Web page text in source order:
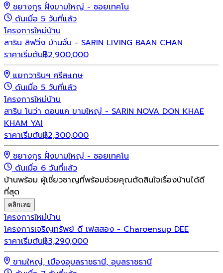
ชยางกูร ฝั่งขามใหญ่ - ซอยเทคโน
ดันเมื่อ 5 วันที่แล้ว
โครงการใหม่บ้าน
สาริน ลิฟวิ่ง บ้านจั่น - SARIN LIVING BAAN CHAN
ราคาเริ่มต้น฿2,900,000
แยกวารินฯ ศรีสะเกษ
ดันเมื่อ 5 วันที่แล้ว
โครงการใหม่บ้าน
สาริน โนว่า ดอนแค ขามใหญ่ - SARIN NOVA DON KHAE
KHAM YAI
ราคาเริ่มต้น฿2,300,000
ชยางกูร ฝั่งขามใหญ่ - ซอยเทคโน
ดันเมื่อ 6 วันที่แล้ว
บ้านพร้อม ผู้เชี่ยวชาญที่พร้อมช่วยคุณตัดสินใจเรื่องบ้านได้ดี
ที่สุด
คลิกเลย
โครงการใหม่บ้าน
โครงการเจริญทรัพย์ ดี เฟสสอง - Charoensup DEE
ราคาเริ่มต้น฿3,290,000
ขามใหญ่, เมืองอุบลราชธานี, อุบลราชธานี